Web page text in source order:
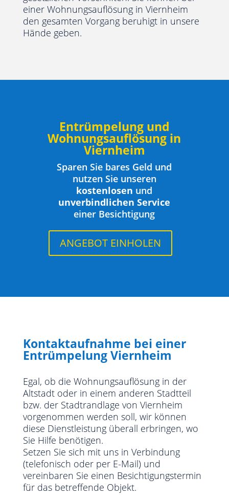
einer Wohnungsauflösung in Viernheim
den gesamten Vorgang beruhigt in unsere
Hände geben.
Entrümpelung und
Wohnungsauflösung in
Viernheim
Sparen Sie bares Geld und
nutzen Sie unseren
kostenlosen und
unverbindlichen Service
einer Besichtigung
ANGEBOT EINHOLEN
Kontaktaufnahme bei einer
Entrümpelung Viernheim
Egal, ob die Wohnungsauflösung in der
Altstadt oder in einem anderen Stadtteil
bzw. der Stadtrandlage von Viernheim
vorgenommen werden soll, wir können
diese Dienstleistung überall erbringen, wo
Sie Hilfe benötigen.
Setzen Sie sich mit uns in Verbindung
(telefonisch oder per E-Mail) und
vereinbaren Sie einen Besichtigungstermin
für das betreffende Objekt.